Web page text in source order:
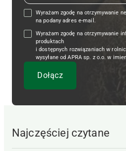
Wyrażam zgodę na otrzymywanie
na podany adres e-mail.
Wyrażam zgodę na otrzymywanie
produktach
i dostępnych rozwiązaniach w
wysyłane od APRA sp. z o.o. w
Najczęściej czytane